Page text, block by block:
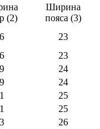
(2)
Ширина
пояса (3)
23
23
24
24
25
25
26